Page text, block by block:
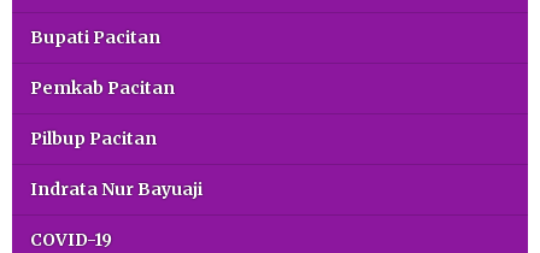
Bupati Pacitan
Pemkab Pacitan
Pilbup Pacitan
Indrata Nur Bayuaji
COVID-19